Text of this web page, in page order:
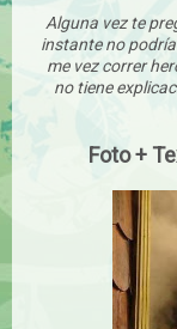
Alguna vez te
instante no
me vez correr
no tiene
Foto +